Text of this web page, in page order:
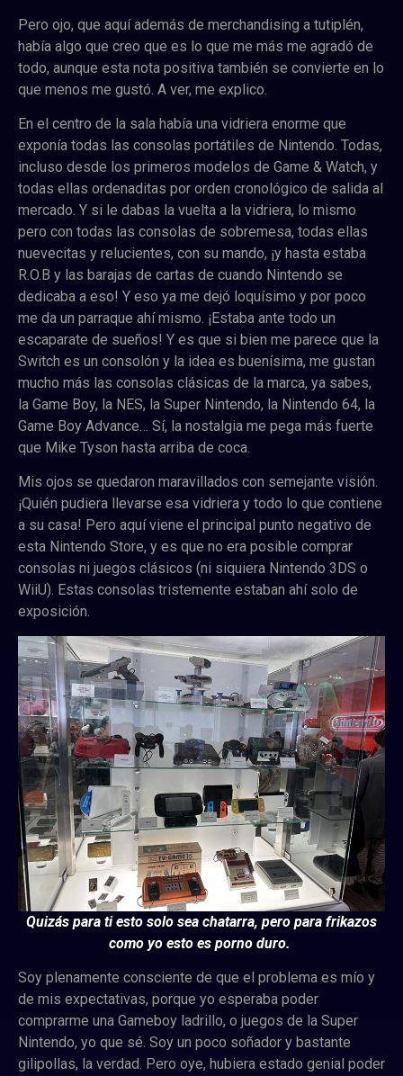
Pero ojo, que aquí además de merchandising a tutiplén,
había algo que creo que es lo que me más me agradó de
todo, aunque esta nota positiva también se convierte en lo
que menos me gustó. A ver, me explico.
En el centro de la sala había una vidriera enorme que
exponía todas las consolas portátiles de Nintendo. Todas,
incluso desde los primeros modelos de Game & Watch, y
todas ellas ordenaditas por orden cronológico de salida al
mercado. Y si le dabas la vuelta a la vidriera, lo mismo
pero con todas las consolas de sobremesa, todas ellas
nuevecitas y relucientes, con su mando, ¡y hasta estaba
R.O.B y las barajas de cartas de cuando Nintendo se
dedicaba a eso! Y eso ya me dejó loquísimo y por poco
me da un parraque ahí mismo. ¡Estaba ante todo un
escaparate de sueños! Y es que si bien me parece que la
Switch es un consolón y la idea es buenísima, me gustan
mucho más las consolas clásicas de la marca, ya sabes,
la Game Boy, la NES, la Super Nintendo, la Nintendo 64, la
Game Boy Advance… Sí, la nostalgia me pega más fuerte
que Mike Tyson hasta arriba de coca.
Mis ojos se quedaron maravillados con semejante visión.
¡Quién pudiera llevarse esa vidriera y todo lo que contiene
a su casa! Pero aquí viene el principal punto negativo de
esta Nintendo Store, y es que no era posible comprar
consolas ni juegos clásicos (ni siquiera Nintendo 3DS o
WiiU). Estas consolas tristemente estaban ahí solo de
exposición.
Quizás para ti esto solo sea chatarra, pero para frikazos
como yo esto es porno duro.
Soy plenamente consciente de que el problema es mío y
de mis expectativas, porque yo esperaba poder
comprarme una Gameboy ladrillo, o juegos de la Super
Nintendo, yo que sé. Soy un poco soñador y bastante
gilipollas, la verdad. Pero oye, hubiera estado genial poder